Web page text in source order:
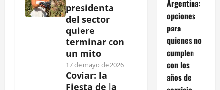
presidenta
del sector
quiere
terminar con
un mito
17 de mayo de 2026
Coviar: la
Fiesta de la
Argentina:
opciones
para
quienes no
cumplen
con los
años de